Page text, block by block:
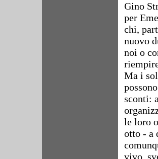
Gino
per
chi,
nuovo
noi o
Ma i
sconti:
le loro
otto - a
vivo,